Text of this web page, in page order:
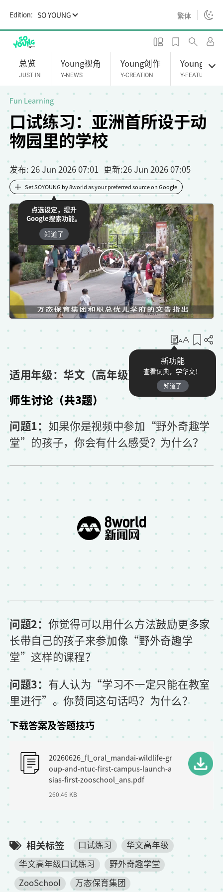
i
Edition: SO YOUNG 繁体
总览
JUST IN
Young视角
Y-NEWS
Young创作
Y-CREATION
Young专题
Y-FEATURES
口试练习：亚洲首所设于动
物园里的学校
Fun Learning
发布: 26 Jun 2026 07:01 更新:26 Jun 2026 07:05
Set SOYOUNG by 8world as your preferred source on Google
点选设定，提升
Google搜索功能。
知道了
新功能
查看词典，学华文！
知道了
收藏
适用年级：华文（高年级）
师生讨论（共3题）
问题1： 如果你是视频中参加“野外奇趣学
堂”的孩子，你会有什么感受？为什么？
问题2： 你觉得可以用什么方法鼓励更多家
长带自己的孩子来参加像“野外奇趣学
堂”这样的课程？
问题3： 有人认为“学习不一定只能在教室
里进行”。你赞同这句话吗？为什么？
下载答案及答题技巧
20260626_fl_oral_mandai-wildlife-gr
oup-and-ntuc-first-campus-launch-a
sias-first-zooschool_ans.pdf
260.46 KB
相关标签 口试练习
华文高年级
华文高年级口试练习
野外奇趣学堂
ZooSchool
万态保育集团